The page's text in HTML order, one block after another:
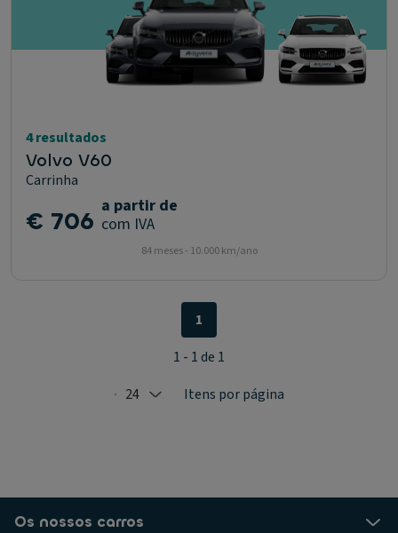
4 resultados
Volvo V60
Carrinha
€ 706 a partir de
com IVA
84 meses - 10.000 km/ano
Selected: 24
24 Itens por página
1
1 - 1 de 1
Os nossos carros